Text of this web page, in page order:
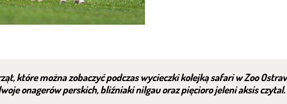
które można zobaczyć podczas wycieczki kolejką safari w Zoo
onagerów perskich, bliźniaki nilgau oraz pięcioro jeleni aksis czytal.